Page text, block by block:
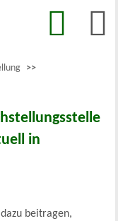
>>
in
beitragen,